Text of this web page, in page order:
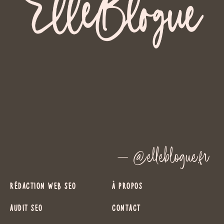
— @elleblogue.fr
Rédaction Web SEO
Audit SEO
À propos
Contact